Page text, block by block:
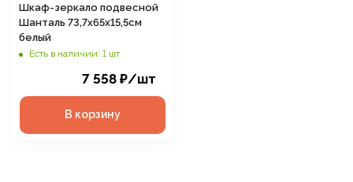
Шкаф-зеркало подвесной
Шанталь 73,7х65х15,5см
белый
Есть в наличии: 1 шт
7 558 ₽/шт
В корзину